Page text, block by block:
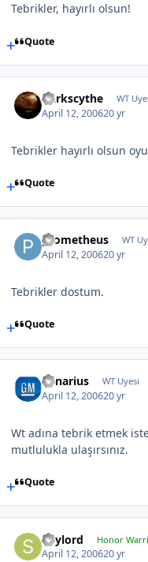
Tebrikler, hayırlı olsun!
Quote
Darkscythe WT
April 12, 200620 yr
Tebrikler hayırlı olsun
Quote
prometheus WT
April 12, 200620 yr
Tebrikler dostum.
Quote
Cenarius WT Uyesi
April 12, 200620 yr
Wt adına tebrik etmek
mutlulukla ulaşırsınız.
Quote
Spylord Honor
April 12, 200620 yr